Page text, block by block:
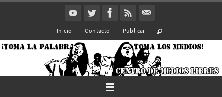
Inicio Contacto Publicar